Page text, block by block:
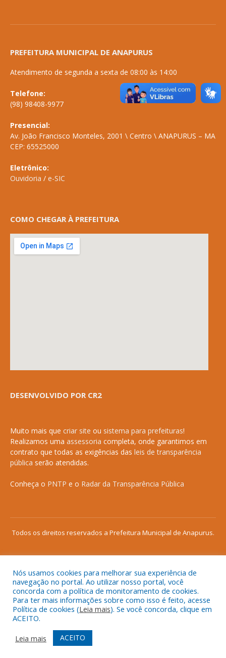
PREFEITURA MUNICIPAL DE ANAPURUS
Atendimento de segunda a sexta de 08:00 às 14:00
Telefone:
(98) 98408-9977
Presencial:
Av. João Francisco Monteles, 2001 \ Centro \ ANAPURUS – MA
CEP: 65525000
Eletrônico:
Ouvidoria / e-SIC
COMO CHEGAR À PREFEITURA
DESENVOLVIDO POR CR2
Muito mais que criar site ou sistema para prefeituras!
Realizamos uma assessoria completa, onde garantimos em
contrato que todas as exigências das leis de transparência
pública serão atendidas.
Conheça o PNTP e o Radar da Transparência Pública
Todos os direitos reservados a Prefeitura Municipal de Anapurus.
Mapa do Site
Acessar Área Administrativa
Acessar o Webmail
Nós usamos cookies para melhorar sua experiência de
navegação no portal. Ao utilizar nosso portal, você
concorda com a política de monitoramento de cookies.
Para ter mais informações sobre como isso é feito, acesse
Política de cookies (Leia mais). Se você concorda, clique em
ACEITO.
Leia mais
ACEITO